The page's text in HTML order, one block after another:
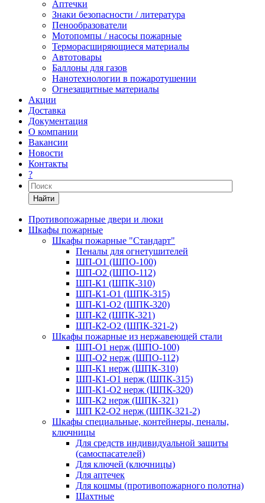
Аптечки
Знаки безопасности / литература
Пенообразователи
Мотопомпы / насосы пожарные
Терморасширяющиеся материалы
Автотовары
Баллоны для газов
Нанотехнологии в пожаротушении
Огнезащитные материалы
Акции
Доставка
Документация
О компании
Вакансии
Новости
Контакты
?
Найти
Противопожарные двери и люки
Шкафы пожарные
Шкафы пожарные "Стандарт"
Пеналы для огнетушителей
ШП-О1 (ШПО-100)
ШП-О2 (ШПО-112)
ШП-К1 (ШПК-310)
ШП-К1-О1 (ШПК-315)
ШП-К1-О2 (ШПК-320)
ШП-К2 (ШПК-321)
ШП-К2-О2 (ШПК-321-2)
Шкафы пожарные из нержавеющей стали
ШП-О1 нерж (ШПО-100)
ШП-О2 нерж (ШПО-112)
ШП-К1 нерж (ШПК-310)
ШП-К1-О1 нерж (ШПК-315)
ШП-К1-О2 нерж (ШПК-320)
ШП-К2 нерж (ШПК-321)
ШП К2-О2 нерж (ШПК-321-2)
Шкафы специальные, контейнеры, пеналы,
ключницы
Для средств индивидуальной защиты
(самоспасателей)
Для ключей (ключницы)
Для аптечек
Для кошмы (противопожарного полотна)
Шахтные